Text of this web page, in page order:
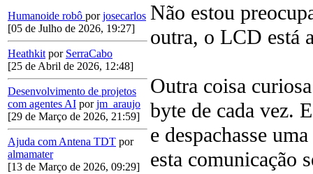
Humanoide robô porjosecarlos
[05 de Julho de 2026, 19:27]
Heathkit por SerraCabo
[25 de Abril de 2026, 12:48]
Desenvolvimento de projetos
com agentes AI porjm_araujo
[29 de Março de 2026, 21:59]
Ajuda com Antena TDT por
almamater
[13 de Março de 2026, 09:29]
Não estou
outra, o LCD está
Outra coisa
byte de cada vez.
e despachasse
esta comunicação